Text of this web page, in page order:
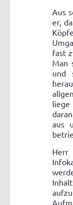
Aus
er,
fast
Man
und
liege
aus
Herr